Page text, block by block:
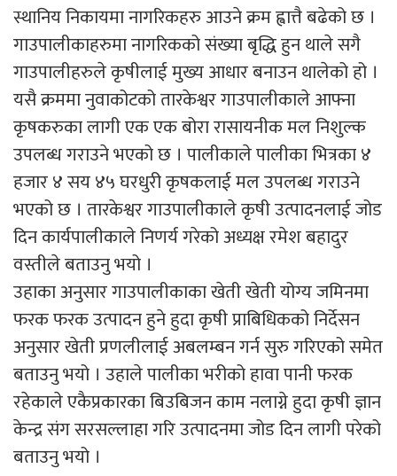
स्थानिय निकायमा नागरिकहरु आउने क्रम ह्वात्तै बढेको छ ।
गाउपालीकाहरुमा नागरिकको संख्या बृद्धि हुन थाले सगै
गाउपालीहरुले कृषीलाई मुख्य आधार बनाउन थालेको हो ।
यसै क्रममा नुवाकोटको तारकेश्वर गाउपालीकाले आफ्ना
कृषकरुका लागी एक एक बोरा रासायनीक मल निशुल्क
उपलब्ध गराउने भएको छ । पालीकाले पालीका भित्रका ४
हजार ४ सय ४५ घरधुरी कृषकलाई मल उपलब्ध गराउने
भएको छ । तारकेश्वर गाउपालीकाले कृषी उत्पादनलाई जोड
दिन कार्यपालीकाले निणर्य गरेको अध्यक्ष रमेश बहादुर
वस्तीले बताउनु भयो ।
उहाका अनुसार गाउपालीकाका खेती खेती योग्य जमिनमा
फरक फरक उत्पादन हुने हुदा कृषी प्राबिधिकको निर्देसन
अनुसार खेती प्रणलीलाई अबलम्बन गर्न सुरु गरिएको समेत
बताउनु भयो । उहाले पालीका भरीको हावा पानी फरक
रहेकाले एकैप्रकारका बिउबिजन काम नलाग्ने हुदा कृषी ज्ञान
केन्द्र संग सरसल्लाहा गरि उत्पादनमा जोड दिन लागी परेको
बताउनु भयो ।